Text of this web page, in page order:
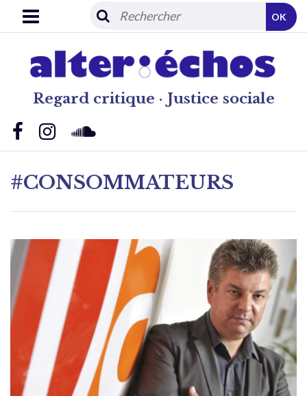
Regard critique · Justice sociale
OK
#CONSOMMATEURS